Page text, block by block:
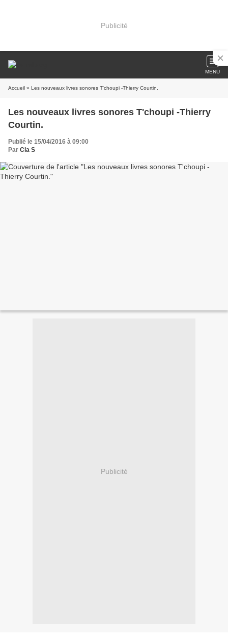
Publicité
MENU
Accueil » Les nouveaux livres sonores T'choupi -Thierry Courtin.
Les nouveaux livres sonores T'choupi -Thierry
Courtin.
Publié le 15/04/2016 à 09:00
Par Cla S
Publicité